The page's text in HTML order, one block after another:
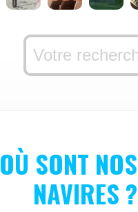
OÙ SONT NOS
NAVIRES ?